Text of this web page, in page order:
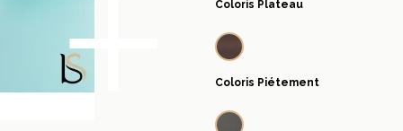
Coloris Plateau
Noyer
Coloris Piétement